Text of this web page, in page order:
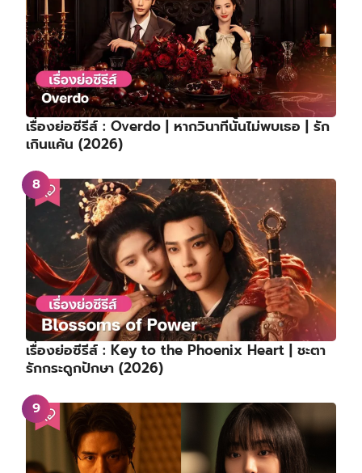
เรื่องย่อซีรีส์ : Overdo | หากวินาทีนั้นไม่พบเธอ | รัก
เกินแค้น (2026)
เรื่องย่อซีรีส์ : Key to the Phoenix Heart | ชะตา
รักกระดูกปักษา (2026)